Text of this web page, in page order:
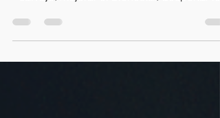
salvaje, mejorar el bienestar, despertar los
instintos